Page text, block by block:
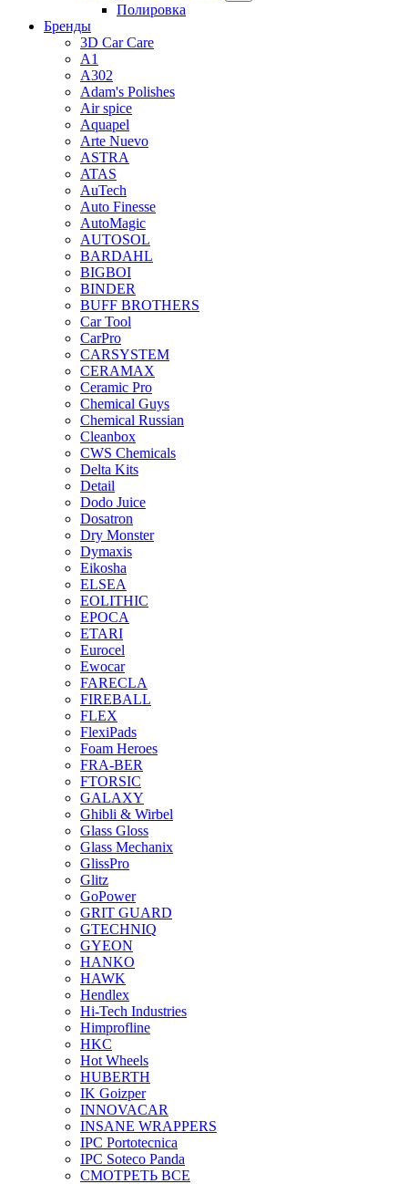
Полировка
Бренды
3D Car Care
A1
A302
Adam's Polishes
Air spice
Aquapel
Arte Nuevo
ASTRA
ATAS
AuTech
Auto Finesse
AutoMagic
AUTOSOL
BARDAHL
BIGBOI
BINDER
BUFF BROTHERS
Car Tool
CarPro
CARSYSTEM
CERAMAX
Ceramic Pro
Chemical Guys
Chemical Russian
Cleanbox
CWS Chemicals
Delta Kits
Detail
Dodo Juice
Dosatron
Dry Monster
Dymaxis
Eikosha
ELSEA
EOLITHIC
EPOCA
ETARI
Eurocel
Ewocar
FARECLA
FIREBALL
FLEX
FlexiPads
Foam Heroes
FRA-BER
FTORSIC
GALAXY
Ghibli & Wirbel
Glass Gloss
Glass Mechanix
GlissPro
Glitz
GoPower
GRIT GUARD
GTECHNIQ
GYEON
HANKO
HAWK
Hendlex
Hi-Tech Industries
Himprofline
HKC
Hot Wheels
HUBERTH
IK Goizper
INNOVACAR
INSANE WRAPPERS
IPC Portotecnica
IPC Soteco Panda
СМОТРЕТЬ ВСЕ